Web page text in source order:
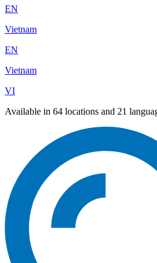
EN
Vietnam
EN
Vietnam
VI
Available in 64 locations and 21